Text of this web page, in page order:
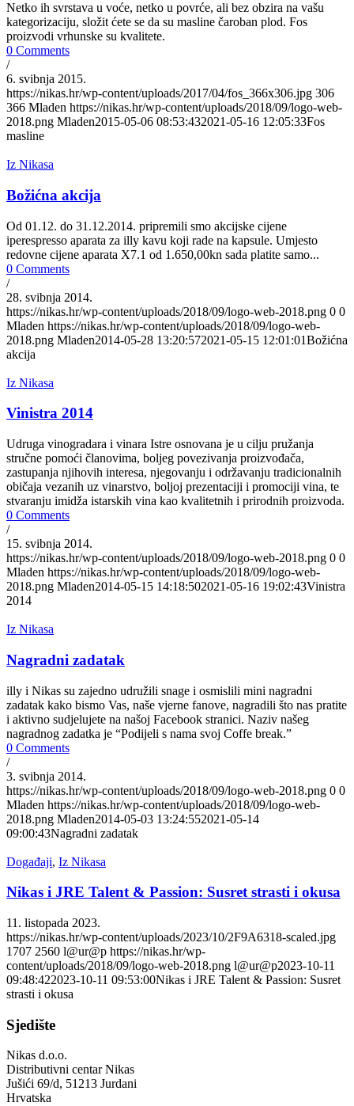
Netko ih svrstava u voće, netko u povrće, ali bez obzira na vašu
kategorizaciju, složit ćete se da su masline čaroban plod. Fos
proizvodi vrhunske su kvalitete.
0 Comments
/
6. svibnja 2015.
https://nikas.hr/wp-content/uploads/2017/04/fos_366x306.jpg 306
366 Mladen https://nikas.hr/wp-content/uploads/2018/09/logo-web-
2018.png Mladen2015-05-06 08:53:432021-05-16 12:05:33Fos
masline
Iz Nikasa
Božićna akcija
Od 01.12. do 31.12.2014. pripremili smo akcijske cijene
iperespresso aparata za illy kavu koji rade na kapsule. Umjesto
redovne cijene aparata X7.1 od 1.650,00kn sada platite samo...
0 Comments
/
28. svibnja 2014.
https://nikas.hr/wp-content/uploads/2018/09/logo-web-2018.png 0 0
Mladen https://nikas.hr/wp-content/uploads/2018/09/logo-web-
2018.png Mladen2014-05-28 13:20:572021-05-15 12:01:01Božićna
akcija
Iz Nikasa
Vinistra 2014
Udruga vinogradara i vinara Istre osnovana je u cilju pružanja
stručne pomoći članovima, boljeg povezivanja proizvođača,
zastupanja njihovih interesa, njegovanju i održavanju tradicionalnih
običaja vezanih uz vinarstvo, boljoj prezentaciji i promociji vina, te
stvaranju imidža istarskih vina kao kvalitetnih i prirodnih proizvoda.
0 Comments
/
15. svibnja 2014.
https://nikas.hr/wp-content/uploads/2018/09/logo-web-2018.png 0 0
Mladen https://nikas.hr/wp-content/uploads/2018/09/logo-web-
2018.png Mladen2014-05-15 14:18:502021-05-16 19:02:43Vinistra
2014
Iz Nikasa
Nagradni zadatak
illy i Nikas su zajedno udružili snage i osmislili mini nagradni
zadatak kako bismo Vas, naše vjerne fanove, nagradili što nas pratite
i aktivno sudjelujete na našoj Facebook stranici. Naziv našeg
nagradnog zadatka je “Podijeli s nama svoj Coffe break.”
0 Comments
/
3. svibnja 2014.
https://nikas.hr/wp-content/uploads/2018/09/logo-web-2018.png 0 0
Mladen https://nikas.hr/wp-content/uploads/2018/09/logo-web-
2018.png Mladen2014-05-03 13:24:552021-05-14
09:00:43Nagradni zadatak
Događaji, Iz Nikasa
Nikas i JRE Talent & Passion: Susret strasti i okusa
11. listopada 2023.
https://nikas.hr/wp-content/uploads/2023/10/2F9A6318-scaled.jpg
1707 2560 l@ur@p https://nikas.hr/wp-
content/uploads/2018/09/logo-web-2018.png l@ur@p2023-10-11
09:48:422023-10-11 09:53:00Nikas i JRE Talent & Passion: Susret
strasti i okusa
Sjedište
Nikas d.o.o.
Distributivni centar Nikas
Jušići 69/d, 51213 Jurdani
Hrvatska